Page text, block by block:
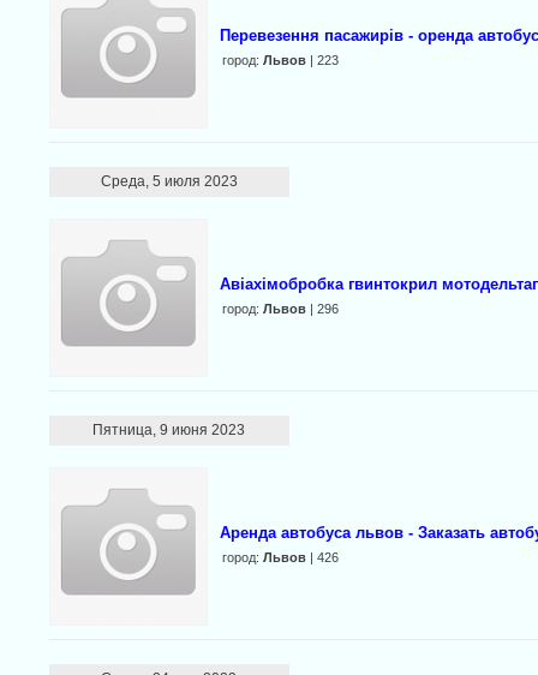
Перевезення пасажирів - оренда
город: Львов| 223
Среда, 5 июля 2023
Авіахімобробка гвинтокрил
город: Львов| 296
Пятница, 9 июня 2023
Аренда автобуса львов - Заказать
город: Львов| 426